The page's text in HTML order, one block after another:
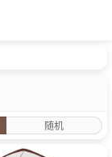
随机